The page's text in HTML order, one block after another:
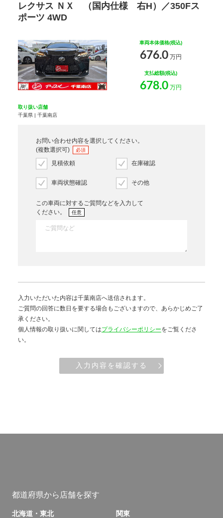
レクサス ＮＸ （国内仕様 右H）／350Fス
ポーツ 4WD
車両本体価格(税込)
676.0万円
支払総額(税込)
678.0万円
取り扱い店舗
千葉県 | 千葉南店
お問い合わせ内容を選択してください。
(複数選択可)
必須
見積依頼 在庫確認
車両状態確認 その他
この車両に対するご質問などを入力して
ください。
任意
入力いただいた内容は千葉南店へ送信されます。
ご質問の回答に数日を要する場合もございますので、あらかじめご了
承ください。
個人情報の取り扱いに関してはプライバシーポリシーをご覧くださ
い。
入力内容を確認する
都道府県から店舗を探す
北海道・東北 関東